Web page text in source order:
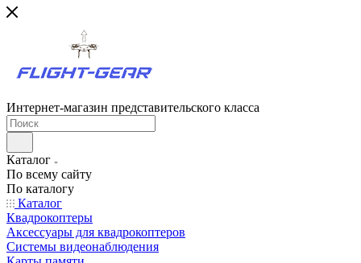
Интернет-магазин представительского класса
Каталог
По всему сайту
По каталогу
Каталог
Квадрокоптеры
Аксессуары для квадрокоптеров
Системы видеонаблюдения